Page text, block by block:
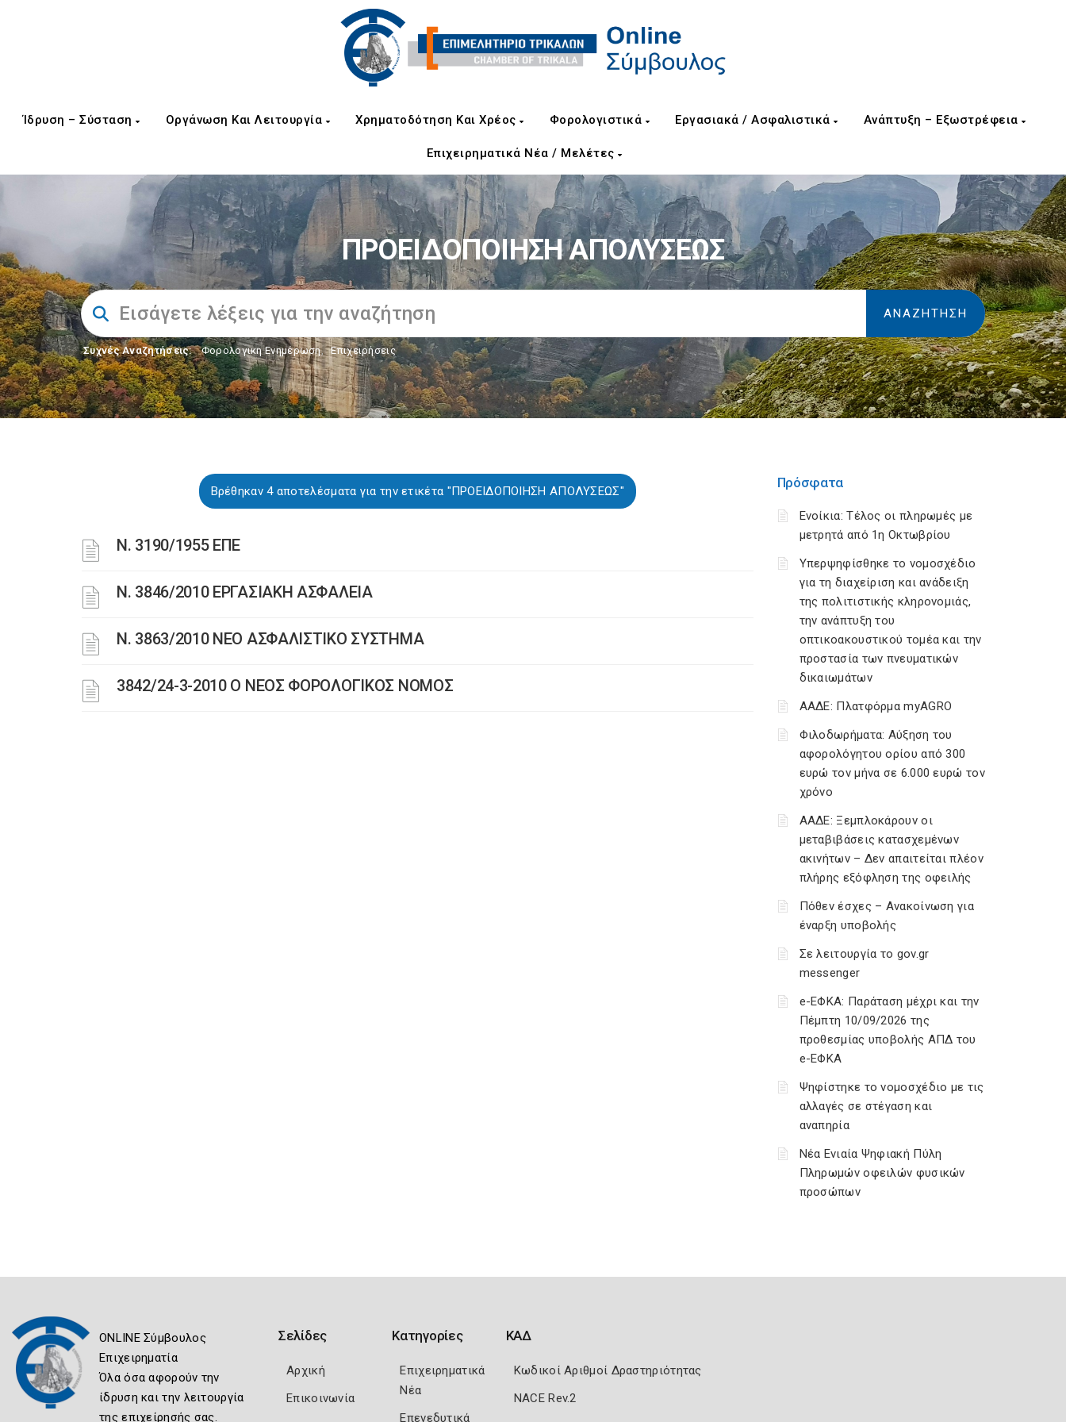
Ίδρυση – Σύσταση Οργάνωση Και Λειτουργία Χρηματοδότηση Και Χρέος Φορολογιστικά Εργασιακά / Ασφαλιστικά Ανάπτυξη – Εξωστρέφεια
Επιχειρηματικά Νέα / Μελέτες
ΠΡΟΕΙΔΟΠΟΙΗΣΗ ΑΠΟΛΥΣΕΩΣ
Συχνές Αναζητήσεις: Φορολογικη Ενημέρωση, Επιχειρήσεις
Βρέθηκαν 4 αποτελέσματα για την ετικέτα "ΠΡΟΕΙΔΟΠΟΙΗΣΗ ΑΠΟΛΥΣΕΩΣ"
Ν. 3190/1955 ΕΠΕ
Ν. 3846/2010 ΕΡΓΑΣΙΑΚΗ ΑΣΦΑΛΕΙΑ
N. 3863/2010 ΝΕΟ ΑΣΦΑΛΙΣΤΙΚΟ ΣΥΣΤΗΜΑ
3842/24-3-2010 Ο ΝΕΟΣ ΦΟΡΟΛΟΓΙΚΟΣ ΝΟΜΟΣ
Πρόσφατα
Ενοίκια: Τέλος οι πληρωμές με
μετρητά από 1η Οκτωβρίου
Υπερψηφίσθηκε το νομοσχέδιο
για τη διαχείριση και ανάδειξη
της πολιτιστικής κληρονομιάς,
την ανάπτυξη του
οπτικοακουστικού τομέα και την
προστασία των πνευματικών
δικαιωμάτων
ΑΑΔΕ: Πλατφόρμα myAGRO
Φιλοδωρήματα: Αύξηση του
αφορολόγητου ορίου από 300
ευρώ τον μήνα σε 6.000 ευρώ τον
χρόνο
ΑΑΔΕ: Ξεμπλοκάρουν οι
μεταβιβάσεις κατασχεμένων
ακινήτων – Δεν απαιτείται πλέον
πλήρης εξόφληση της οφειλής
Πόθεν έσχες – Ανακοίνωση για
έναρξη υποβολής
Σε λειτουργία το gov.gr
messenger
e-ΕΦΚΑ: Παράταση μέχρι και την
Πέμπτη 10/09/2026 της
προθεσμίας υποβολής ΑΠΔ του
e-ΕΦΚΑ
Ψηφίστηκε το νομοσχέδιο με τις
αλλαγές σε στέγαση και
αναπηρία
Νέα Ενιαία Ψηφιακή Πύλη
Πληρωμών οφειλών φυσικών
προσώπων
ONLINE Σύμβουλος
Επιχειρηματία
Όλα όσα αφορούν την
ίδρυση και την λειτουργία
της επιχείρησής σας.
Σελίδες
Αρχική
Επικοινωνία
Κατηγορίες
Επιχειρηματικά
Νέα
Επενεδυτικά
ΚΑΔ
Κωδικοί Αριθμοί Δραστηριότητας
NACE Rev.2